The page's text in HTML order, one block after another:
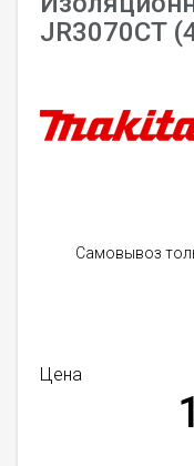
JR3070CT
Самовывоз
Цена